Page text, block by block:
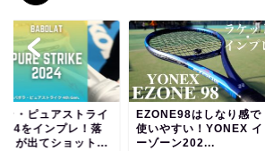
ラ・ピュアストライ
をインプレ！落
きが出てショット...
EZONE98はしなり感で
使いやすい！YONEX イ
ーゾーン202...